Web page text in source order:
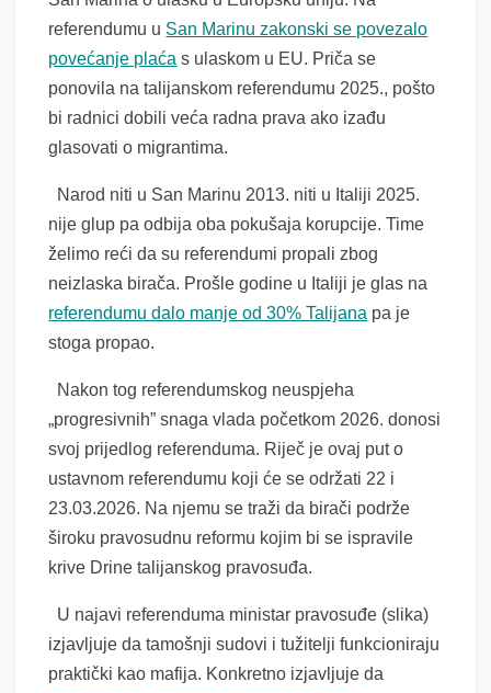
referendumu u San Marinu zakonski se povezalo
povećanje plaća s ulaskom u EU. Priča se
ponovila na talijanskom referendumu 2025., pošto
bi radnici dobili veća radna prava ako izađu
glasovati o migrantima.
Narod niti u San Marinu 2013. niti u Italiji 2025.
nije glup pa odbija oba pokušaja korupcije. Time
želimo reći da su referendumi propali zbog
neizlaska birača. Prošle godine u Italiji je glas na
referendumu dalo manje od 30% Talijana pa je
stoga propao.
Nakon tog referendumskog neuspjeha
„progresivnih” snaga vlada početkom 2026. donosi
svoj prijedlog referenduma. Riječ je ovaj put o
ustavnom referendumu koji će se održati 22 i
23.03.2026. Na njemu se traži da birači podrže
široku pravosudnu reformu kojim bi se ispravile
krive Drine talijanskog pravosuđa.
U najavi referenduma ministar pravosuđe (slika)
izjavljuje da tamošnji sudovi i tužitelji funkcioniraju
praktički kao mafija. Konkretno izjavljuje da